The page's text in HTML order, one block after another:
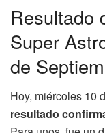
Resultado
Super
de
Hoy, miércoles 10
resultado